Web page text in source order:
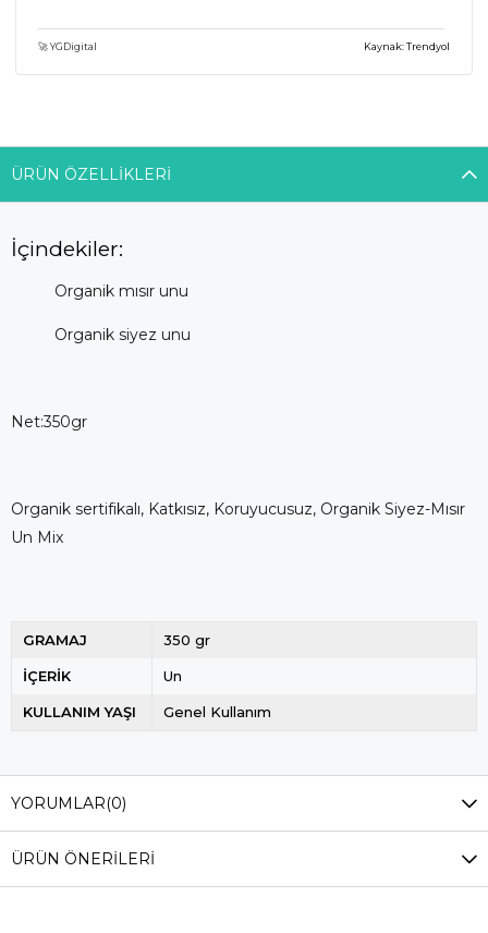
🚀 YGDigital Kaynak: Trendyol
ÜRÜN ÖZELLIKLERI
İçindekiler:
Organik mısır unu
Organik siyez unu
Net:350gr
Organik sertifikalı, Katkısız, Koruyucusuz, Organik Siyez-Mısır
Un Mix
GRAMAJ 350 gr
İÇERİK Un
KULLANIM YAŞI Genel Kullanım
YORUMLAR(0)
ÜRÜN ÖNERILERI